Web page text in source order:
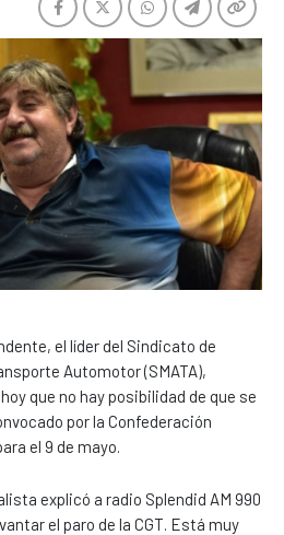
el líder del Sindicato de
Automotor (SMATA),
que no hay posibilidad de que se
por la Confederación
el 9 de mayo.
explicó a radio Splendid AM 990
el paro de la CGT. Está muy